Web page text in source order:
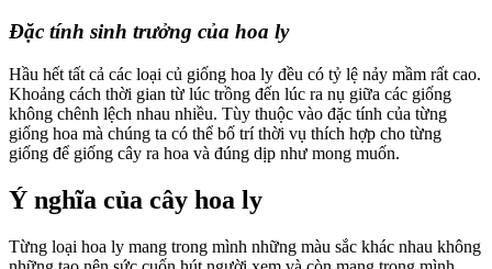
Đặc tính sinh trưởng của hoa ly
Hầu hết tất cả các loại củ giống hoa ly đều có tỷ lệ nảy mầm rất cao.
Khoảng cách thời gian từ lúc trồng đến lúc ra nụ giữa các giống
không chênh lệch nhau nhiều. Tùy thuộc vào đặc tính của từng
giống hoa mà chúng ta có thể bố trí thời vụ thích hợp cho từng
giống để giống cây ra hoa và đúng dịp như mong muốn.
Ý nghĩa của cây hoa ly
Từng loại hoa ly mang trong mình những màu sắc khác nhau không